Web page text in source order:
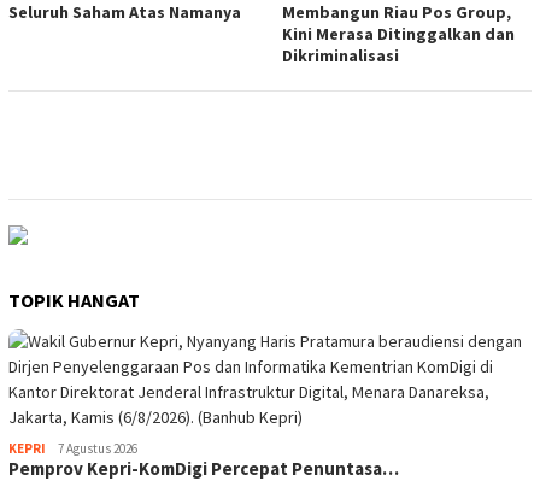
Seluruh Saham Atas Namanya
Membangun Riau Pos Group,
Kini Merasa Ditinggalkan dan
Dikriminalisasi
TOPIK HANGAT
KEPRI 7 Agustus 2026
Pemprov Kepri-KomDigi Percepat Penuntasa…